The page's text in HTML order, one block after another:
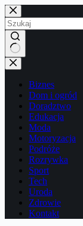
Przejdź
do
treści
Brak
wyników
Biznes
Dom i ogród
Doradztwo
Edukacja
Moda
Motoryzacja
Podróże
Rozrywka
Sport
Tech
Uroda
Zdrowie
Kontakt